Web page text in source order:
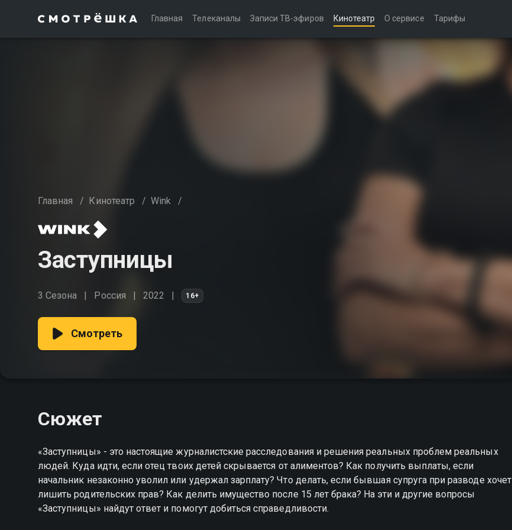
Главная Телеканалы Записи ТВ-эфиров Кинотеатр О сервисе Тарифы
Главная / Кинотеатр / Wink /
Заступницы
3 Сезона Россия 2022 16+
Смотреть
Сюжет
«Заступницы» - это настоящие журналистские расследования и решения реальных проблем реальных
людей. Куда идти, если отец твоих детей скрывается от алиментов? Как получить выплаты, если
начальник незаконно уволил или удержал зарплату? Что делать, если бывшая супруга при разводе хочет
лишить родительских прав? Как делить имущество после 15 лет брака? На эти и другие вопросы
«Заступницы» найдут ответ и помогут добиться справедливости.